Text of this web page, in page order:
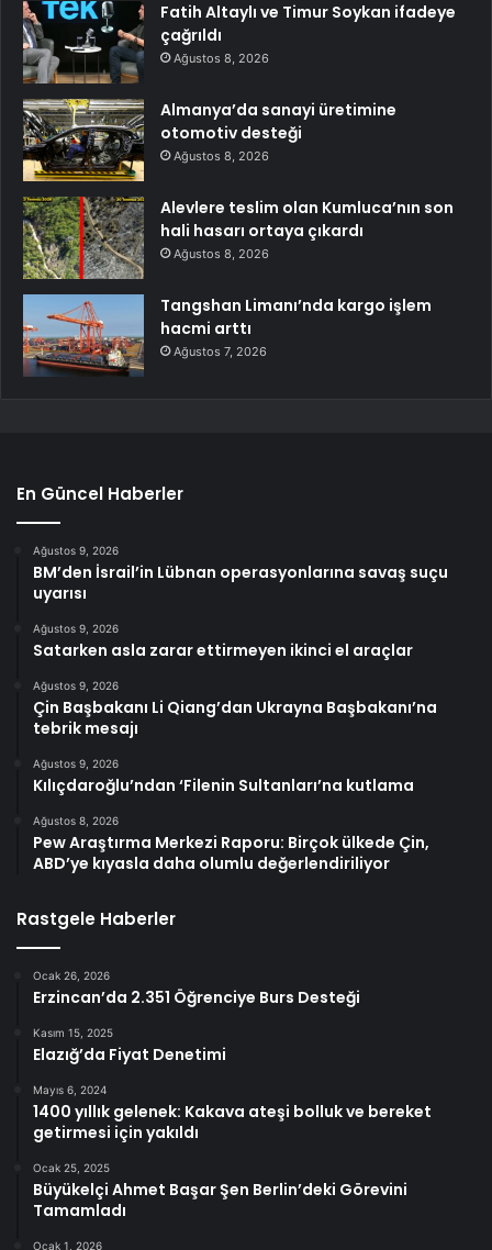
Fatih Altaylı ve Timur Soykan ifadeye
çağrıldı
Ağustos 8, 2026
Almanya’da sanayi üretimine
otomotiv desteği
Ağustos 8, 2026
Alevlere teslim olan Kumluca’nın son
hali hasarı ortaya çıkardı
Ağustos 8, 2026
Tangshan Limanı’nda kargo işlem
hacmi arttı
Ağustos 7, 2026
En Güncel Haberler
Ağustos 9, 2026
BM’den İsrail’in Lübnan operasyonlarına savaş suçu
uyarısı
Ağustos 9, 2026
Satarken asla zarar ettirmeyen ikinci el araçlar
Ağustos 9, 2026
Çin Başbakanı Li Qiang’dan Ukrayna Başbakanı’na
tebrik mesajı
Ağustos 9, 2026
Kılıçdaroğlu’ndan ‘Filenin Sultanları’na kutlama
Ağustos 8, 2026
Pew Araştırma Merkezi Raporu: Birçok ülkede Çin,
ABD’ye kıyasla daha olumlu değerlendiriliyor
Rastgele Haberler
Ocak 26, 2026
Erzincan’da 2.351 Öğrenciye Burs Desteği
Kasım 15, 2025
Elazığ’da Fiyat Denetimi
Mayıs 6, 2024
1400 yıllık gelenek: Kakava ateşi bolluk ve bereket
getirmesi için yakıldı
Ocak 25, 2025
Büyükelçi Ahmet Başar Şen Berlin’deki Görevini
Tamamladı
Ocak 1, 2026